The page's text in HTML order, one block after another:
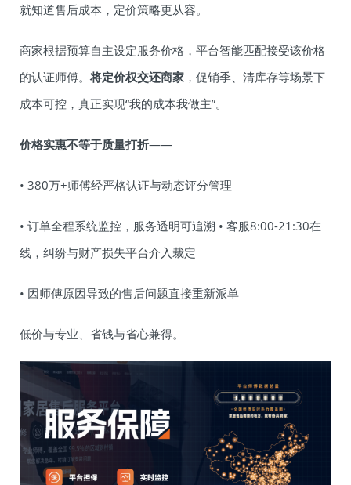
就知道售后成本，定价策略更从容。
商家根据预算自主设定服务价格，平台智能匹配接受该价格
的认证师傅。将定价权交还商家 ，促销季、清库存等场景下
成本可控，真正实现“我的成本我做主”。
价格实惠不等于质量打折——
• 380万+师傅经严格认证与动态评分管理
• 订单全程系统监控，服务透明可追溯 • 客服8:00-21:30在
线，纠纷与财产损失平台介入裁定
• 因师傅原因导致的售后问题直接重新派单
低价与专业、省钱与省心兼得。